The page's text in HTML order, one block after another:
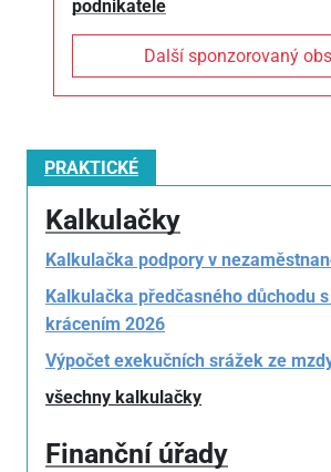
podnikatele
Další sponzorovaný
PRAKTICKÉ
Kalkulačky
Kalkulačka podpory v
Kalkulačka předčasného důchodu
krácením 2026
Výpočet exekučních srážek ze
všechny kalkulačky
Finanční úřady